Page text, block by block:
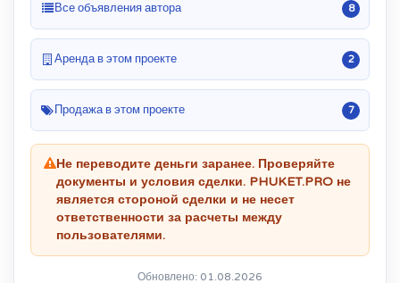
Все объявления автора 8
Аренда в этом проекте 2
Продажа в этом проекте 7
Не переводите деньги заранее. Проверяйте
документы и условия сделки. PHUKET.PRO не
является стороной сделки и не несет
ответственности за расчеты между
пользователями.
Обновлено: 01.08.2026